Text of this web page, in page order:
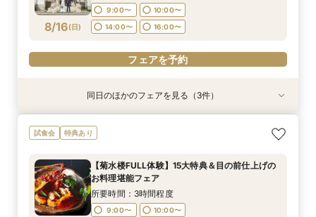
フェアを予約
フェアを予約
フェアを予約
8/16(日)
9:00〜
10:00〜
14:00〜
16:00〜
フェアを予約
特典あり
8/16(日 )
【菊水楼FULL体験】15大特典＆目の前仕上げの
お料理堪能フェア
9:00〜
10:00〜
14:00〜
16:00〜
8/16(日 )
※＼まずは情報収集だけ／※90分クイックで会場
ご案内フェア
9:00〜
10:00〜
14:00〜
16:00〜
8/16(日 )
《★オンライン90分フェア★》一旦情報収集の
方＆遠方の方向け
9:00〜
10:00〜
14:00〜
16:00〜
同日のほかのフェアを見る（3件）
試食会 特典あり
【菊水楼FULL体験】15大特典＆目の前仕上げの
お料理堪能フェア
所要時間：3時間程度
9:00〜
10:00〜